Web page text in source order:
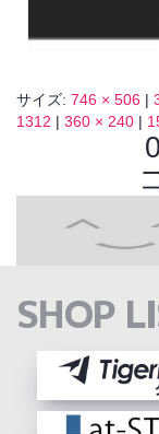
サイズ: 746 × 506 |
1312 | 360 × 240 |
SHOP